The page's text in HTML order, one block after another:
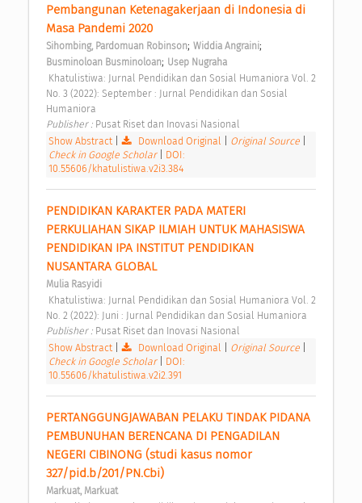
Pembangunan Ketenagakerjaan di Indonesia di
Masa Pandemi 2020
Sihombing, Pardomuan Robinson; Widdia Angraini;
Busminoloan Busminoloan; Usep Nugraha
No. 3 (2022): September : Jurnal Pendidikan dan Sosial
Humaniora
Publisher : Pusat Riset dan Inovasi Nasional
Show Abstract| Download Original Original Source
Check in Google Scholar
DOI:
10.55606/khatulistiwa.v2i3.384
PENDIDIKAN KARAKTER PADA MATERI
PERKULIAHAN SIKAP ILMIAH UNTUK MAHASISWA
PENDIDIKAN IPA INSTITUT PENDIDIKAN
NUSANTARA GLOBAL
Mulia Rasyidi
No. 2 (2022): Juni : Jurnal Pendidikan dan Sosial Humaniora
Publisher : Pusat Riset dan Inovasi Nasional
Show Abstract| Download Original Original Source
Check in Google Scholar
DOI:
10.55606/khatulistiwa.v2i2.391
PERTANGGUNGJAWABAN PELAKU TINDAK PIDANA
PEMBUNUHAN BERENCANA DI PENGADILAN
NEGERI CIBINONG (studi kasus nomor
327/pid.b/201/PN.Cbi)
Markuat, Markuat